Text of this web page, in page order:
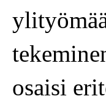
osaisi